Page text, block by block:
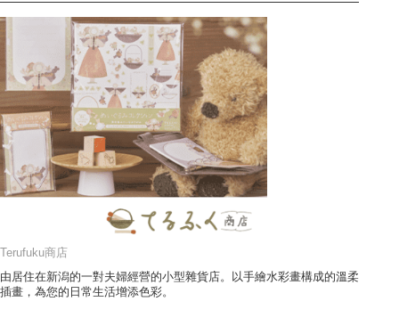
Terufuku商店
由居住在新潟的一對夫婦經營的小型雜貨店。以手繪水彩畫構成的溫柔
插畫，為您的日常生活增添色彩。